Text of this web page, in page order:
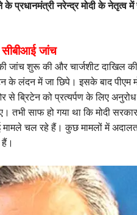
प्रधानमंत्री नरेन्द्र मोदी के नेतृत्व
जांच
शुरू की और चार्जशीट दाखिल
के लंदन में जा छिपे। इसके बाद पीएम
से ब्रिटेन को प्रत्यर्पण के लिए
तभी साफ हो गया था कि मोदी
चल रहे हैं। कुछ मामलों में अदालत
हैं।